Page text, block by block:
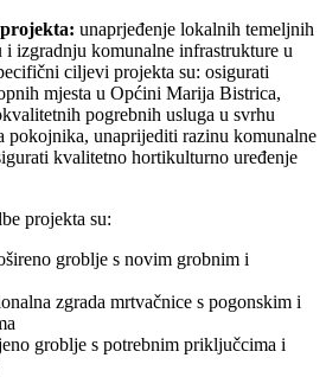
unaprjeđenje lokalnih temeljnih
izgradnju komunalne infrastrukture u
ciljevi projekta su: osigurati
mjesta u Općini Marija Bistrica,
pogrebnih usluga u svrhu
pokojnika, unaprijediti razinu komunalne
kvalitetno hortikulturno uređenje
projekta su:
groblje s novim grobnim i
zgrada mrtvačnice s pogonskim i
groblje s potrebnim priključcima i